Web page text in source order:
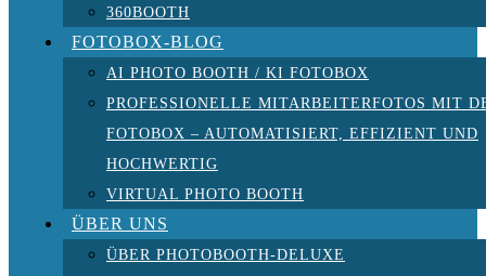
360BOOTH
FOTOBOX-BLOG
AI PHOTO BOOTH / KI FOTOBOX
PROFESSIONELLE MITARBEITERFOTOS MIT
FOTOBOX – AUTOMATISIERT, EFFIZIENT UND
HOCHWERTIG
VIRTUAL PHOTO BOOTH
ÜBER UNS
ÜBER PHOTOBOOTH-DELUXE